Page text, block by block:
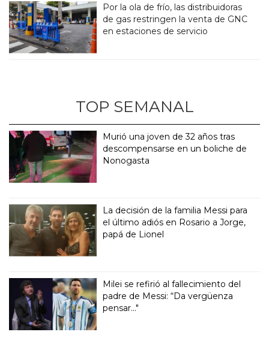
Por la ola de frío, las distribuidoras
de gas restringen la venta de GNC
en estaciones de servicio
TOP SEMANAL
Murió una joven de 32 años tras
descompensarse en un boliche de
Nonogasta
La decisión de la familia Messi para
el último adiós en Rosario a Jorge,
papá de Lionel
Milei se refirió al fallecimiento del
padre de Messi: “Da vergüenza
pensar..."